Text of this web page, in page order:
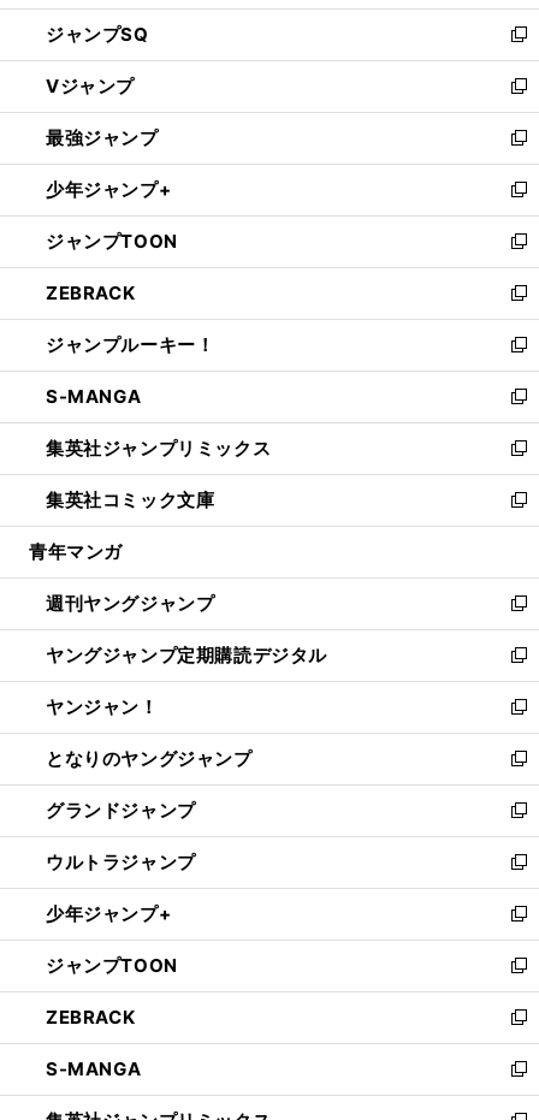
し
い
ウ
ィ
ン
ド
ウ
で
開
く
ジャンプSQ
新
し
い
ウ
ィ
ン
ド
ウ
で
開
く
Vジャンプ
新
し
い
ウ
ィ
ン
ド
ウ
で
開
く
最強ジャンプ
新
し
い
ウ
ィ
ン
ド
ウ
で
開
く
少年ジャンプ+
新
し
い
ウ
ィ
ン
ド
ウ
で
開
く
ジャンプTOON
新
し
い
ウ
ィ
ン
ド
ウ
で
開
く
ZEBRACK
新
し
い
ウ
ィ
ン
ド
ウ
で
開
ジャンプルーキー！
新
し
い
ウ
ィ
ン
ド
ウ
開
く
S-MANGA
新
し
い
ウ
ィ
ン
ウ
で
開
く
集英社ジャンプリミックス
新
し
い
ウ
ン
ド
ウ
で
開
く
集英社コミック文庫
新
し
ウ
ィ
ン
ド
ウ
で
開
く
青年マンガ
週刊ヤングジャンプ
新
し
い
ウ
ィ
ン
ド
ウ
で
開
く
ヤングジャンプ定期購読デジタル
新
し
い
ウ
ィ
ン
ド
ウ
で
開
く
ヤンジャン！
新
し
い
ウ
ィ
ン
ド
ウ
で
開
く
となりのヤングジャンプ
新
し
い
ウ
ィ
ン
ド
ウ
で
開
く
グランドジャンプ
新
し
い
ウ
ィ
ン
ド
ウ
で
開
く
ウルトラジャンプ
新
し
い
ウ
ィ
ン
ド
ウ
で
開
少年ジャンプ+
新
し
い
ウ
ィ
ン
ド
ウ
ジャンプTOON
新
し
い
ウ
ィ
ン
ZEBRACK
新
し
い
ウ
S-MANGA
新
し